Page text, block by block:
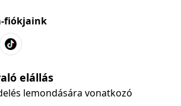
fiókjaink
elállás
lemondására vonatkozó